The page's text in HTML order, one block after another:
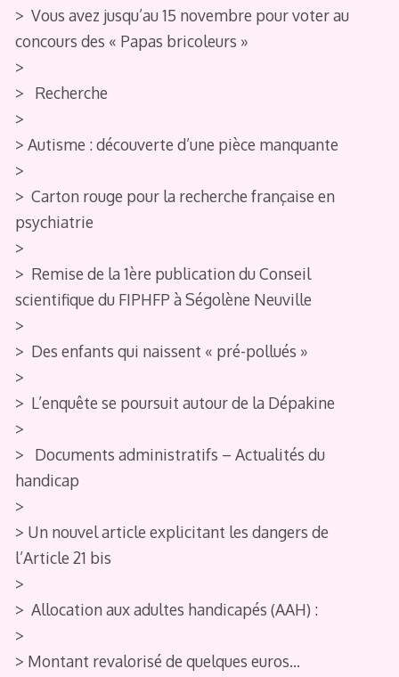
> Vous avez jusqu’au 15 novembre pour voter au
concours des « Papas bricoleurs »
>
> Recherche
>
> Autisme : découverte d’une pièce manquante
>
> Carton rouge pour la recherche française en
psychiatrie
>
> Remise de la 1ère publication du Conseil
scientifique du FIPHFP à Ségolène Neuville
>
> Des enfants qui naissent « pré-pollués »
>
> L’enquête se poursuit autour de la Dépakine
>
> Documents administratifs – Actualités du
handicap
>
> Un nouvel article explicitant les dangers de
l’Article 21 bis
>
> Allocation aux adultes handicapés (AAH) :
>
> Montant revalorisé de quelques euros…